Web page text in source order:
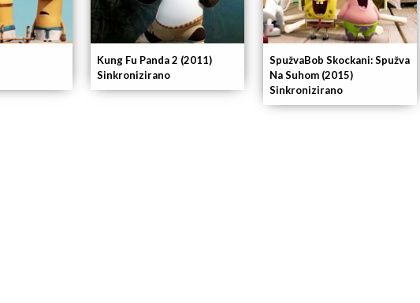
SpužvaBob Skockani: Spužva
Na Suhom (2015)
Sinkronizirano
Kung Fu Panda 2 (2011)
Sinkronizirano